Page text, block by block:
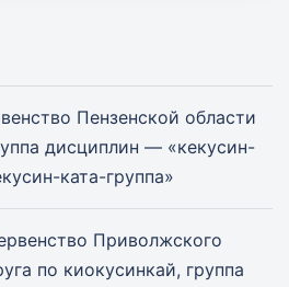
Пензенской области
дисциплин — «кекусин-
ката-группа»
Приволжского
по киокусинкай, группа